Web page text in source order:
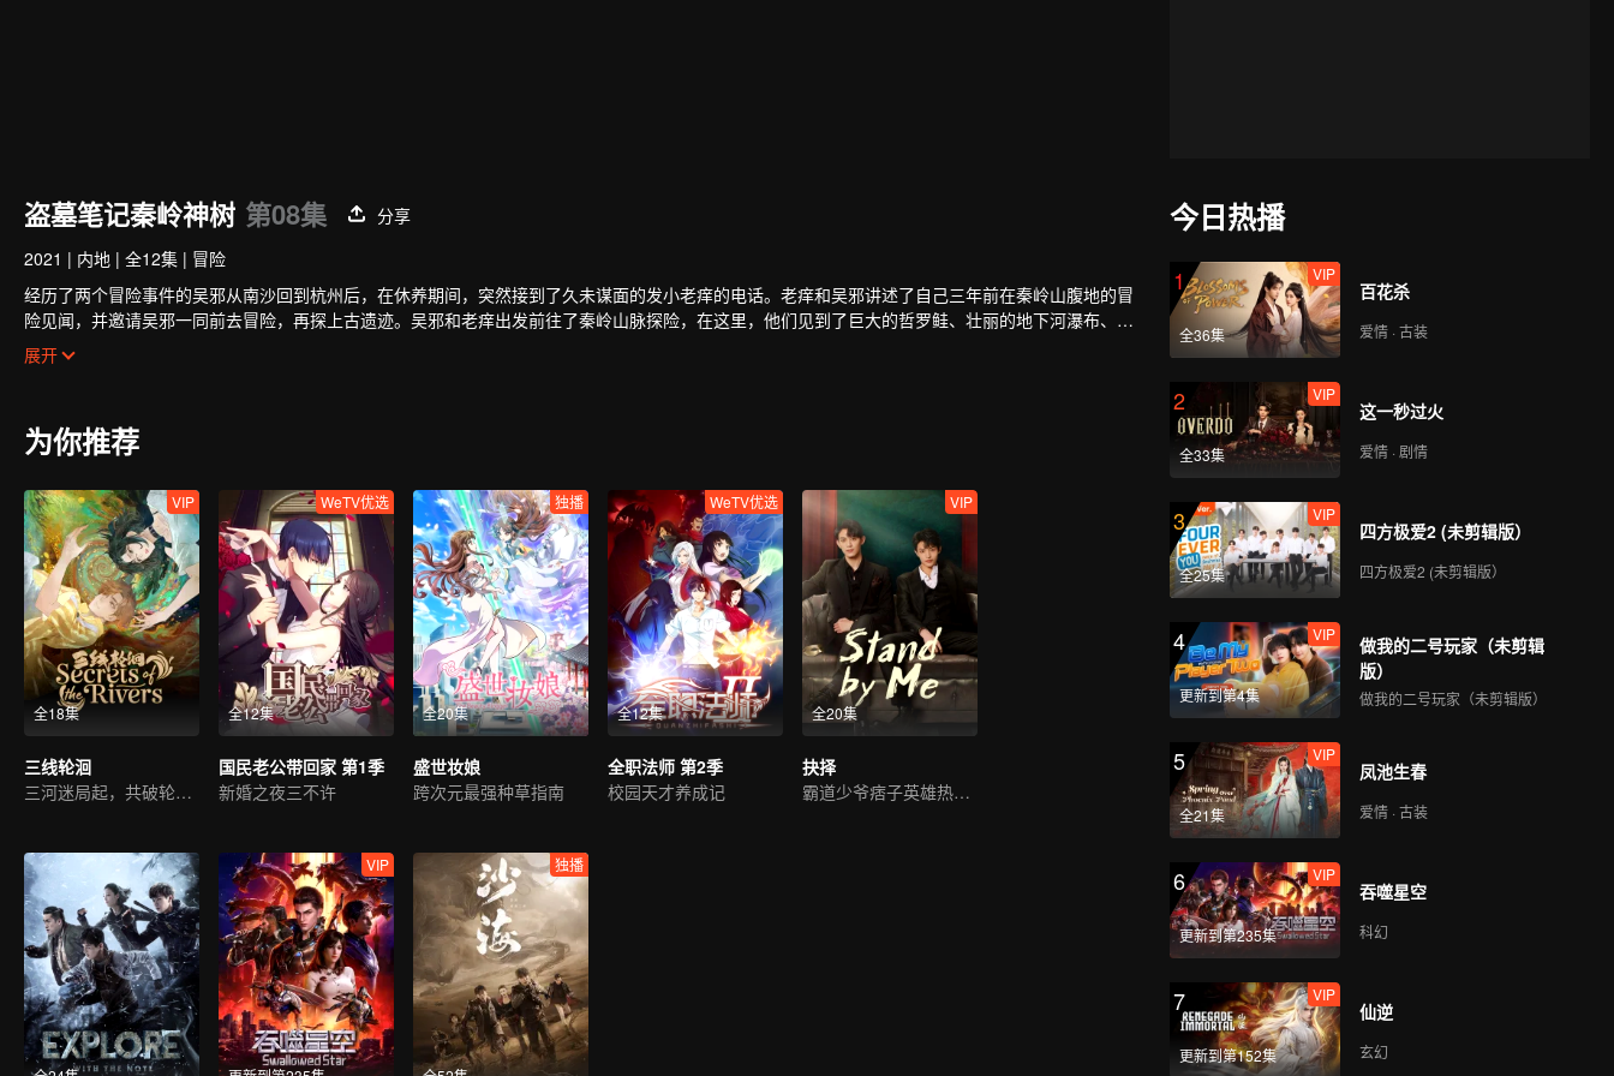
盗墓笔记秦岭神树 第08集
分享
2021 | 内地 | 全12集 | 冒险
经历了两个冒险事件的吴邪从南沙回到杭州后，在休养期间，突然接到了久未谋面的发小老痒的电话。老痒和吴邪讲述了自己三年前在秦岭山腹地的冒
险见闻，并邀请吴邪一同前去冒险，再探上古遗迹。吴邪和老痒出发前往了秦岭山脉探险，在这里，他们见到了巨大的哲罗鲑、壮丽的地下河瀑布、不
可思议的上古神树…而一直神出鬼没的张起灵，竟也在暗中帮助着吴邪。
展开
为你推荐
全18集
VIP
三线轮洄
三河迷局起，共破轮洄秘事
全12集
WeTV优选
国民老公带回家 第1季
新婚之夜三不许
全20集
独播
盛世妆娘
跨次元最强种草指南
全12集
WeTV优选
全职法师 第2季
校园天才养成记
全20集
VIP
抉择
霸道少爷痞子英雄热血救国
VIP 独播
今日热播
1
全36集
VIP
百花杀
爱情 · 古装
2
全33集
VIP
这一秒过火
爱情 · 剧情
3
全25集
VIP
四方极爱2 (未剪辑版）
四方极爱2 (未剪辑版）
4
更新到第4集
VIP
做我的二号玩家（未剪辑
版）
做我的二号玩家（未剪辑版）
5
全21集
VIP
凤池生春
爱情 · 古装
6
更新到第235集
VIP
吞噬星空
科幻
7
更新到第152集
VIP
仙逆
玄幻